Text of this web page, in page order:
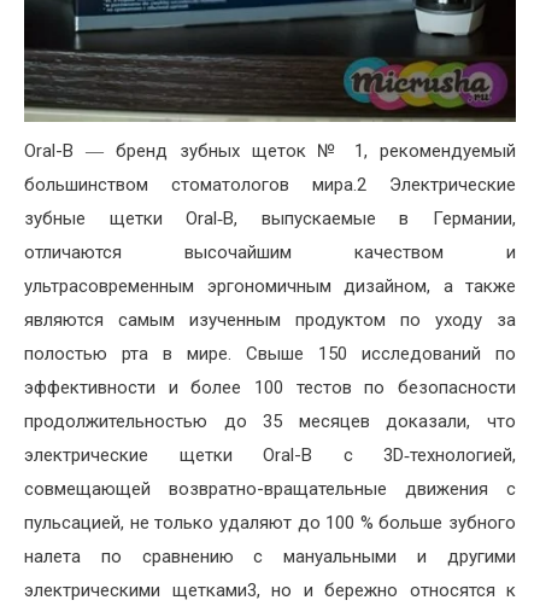
Oral-B ― бренд зубных щеток № 1, рекомендуемый
большинством стоматологов мира.2 Электрические
зубные щетки Oral‑B, выпускаемые в Германии,
отличаются высочайшим качеством и
ультрасовременным эргономичным дизайном, а также
являются самым изученным продуктом по уходу за
полостью рта в мире. Свыше 150 исследований по
эффективности и более 100 тестов по безопасности
продолжительностью до 35 месяцев доказали, что
электрические щетки Oral-B с 3D‑технологией,
совмещающей возвратно-вращательные движения с
пульсацией, не только удаляют до 100 % больше зубного
налета по сравнению с мануальными и другими
электрическими щетками3, но и бережно относятся к